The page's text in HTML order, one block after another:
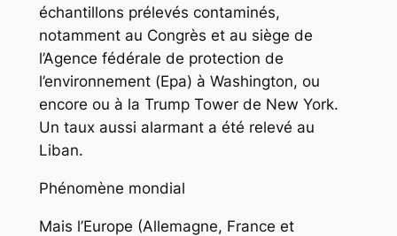
échantillons prélevés contaminés,
notamment au Congrès et au siège de
l’Agence fédérale de protection de
l’environnement (Epa) à Washington, ou
encore ou à la Trump Tower de New York.
Un taux aussi alarmant a été relevé au
Liban.
Phénomène mondial
Mais l’Europe (Allemagne, France et